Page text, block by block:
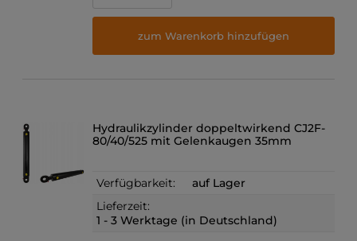
zum Warenkorb hinzufügen
Hydraulikzylinder doppeltwirkend CJ2F-
80/40/525 mit Gelenkaugen 35mm
Verfügbarkeit:
auf Lager
Lieferzeit:
1 - 3 Werktage (in Deutschland)